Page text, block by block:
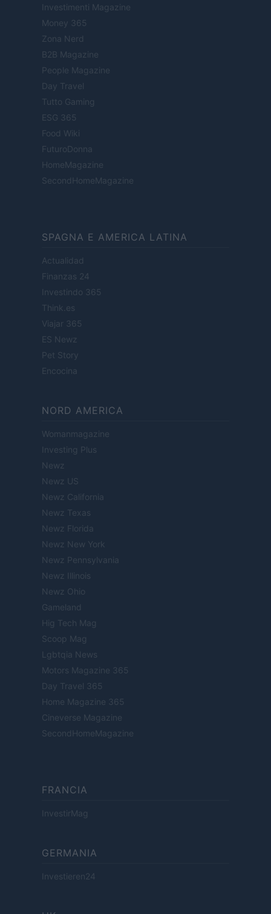
Investimenti Magazine
Money 365
Zona Nerd
B2B Magazine
People Magazine
Day Travel
Tutto Gaming
ESG 365
Food Wiki
FuturoDonna
HomeMagazine
SecondHomeMagazine
SPAGNA E AMERICA LATINA
Actualidad
Finanzas 24
Investindo 365
Think.es
Viajar 365
ES Newz
Pet Story
Encocina
NORD AMERICA
Womanmagazine
Investing Plus
Newz
Newz US
Newz California
Newz Texas
Newz Florida
Newz New York
Newz Pennsylvania
Newz Illinois
Newz Ohio
Gameland
Hig Tech Mag
Scoop Mag
Lgbtqia News
Motors Magazine 365
Day Travel 365
Home Magazine 365
Cineverse Magazine
SecondHomeMagazine
FRANCIA
InvestirMag
GERMANIA
Investieren24